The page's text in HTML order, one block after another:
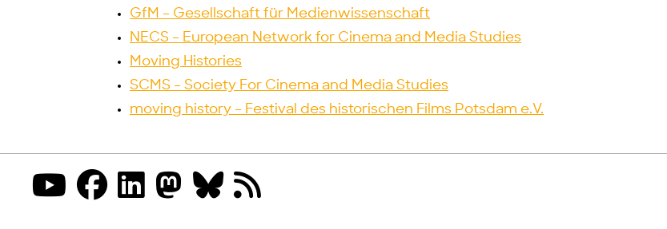
GfM – Gesellschaft für Medienwissenschaft
NECS – European Network for Cinema and Media Studies
Moving Histories
SCMS – Society For Cinema and Media Studies
moving history – Festival des historischen Films Potsdam e.V.